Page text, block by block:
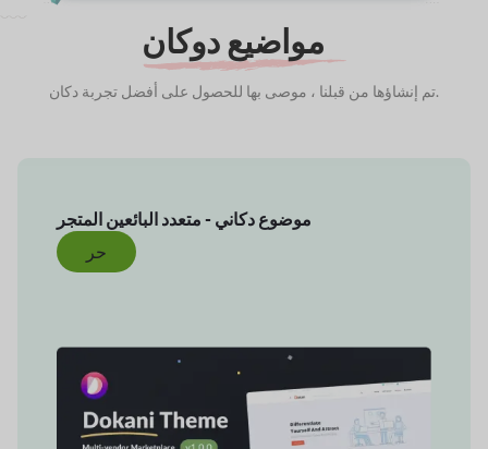
مواضيع دوكان
تم إنشاؤها من قبلنا ، موصى بها للحصول على أفضل تجربة دكان.
موضوع دكاني - متعدد البائعين المتجر
حر